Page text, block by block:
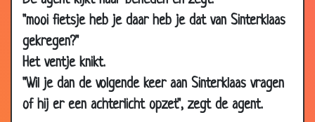
"mooi fietsje heb je daar heb je dat van Sinterklaas
gekregen?"
Het ventje knikt.
"Wil je dan de volgende keer aan Sinterklaas vragen
of hij er een achterlicht opzet", zegt de agent.
29 Nov 2006
Kont kussen
3.69
27 Nov 2006
26 Nov 2006
Karton
24 Nov 2006
Jantje en Peter
3.25
20 Nov 2006